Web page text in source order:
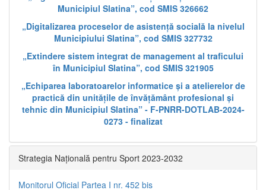
Municipiul Slatina”, cod SMIS 326662
„Digitalizarea proceselor de asistență socială la nivelul
Municipiului Slatina”, cod SMIS 327732
„Extindere sistem integrat de management al traficului
în Municipiul Slatina”, cod SMIS 321905
„Echiparea laboratoarelor informatice și a atelierelor de
practică din unitățile de învățământ profesional și
tehnic din Municipiul Slatina” - F-PNRR-DOTLAB-2024-
0273 - finalizat
Strategia Națională pentru Sport 2023-2032
Monitorul Oficial Partea I nr. 452 bis